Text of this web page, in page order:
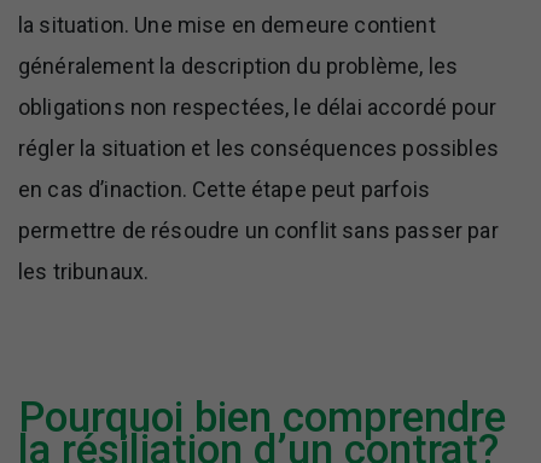
la situation. Une mise en demeure contient
généralement la description du problème, les
obligations non respectées, le délai accordé pour
régler la situation et les conséquences possibles
en cas d’inaction. Cette étape peut parfois
permettre de résoudre un conflit sans passer par
les tribunaux.
Pourquoi bien comprendre
la résiliation d’un contrat?